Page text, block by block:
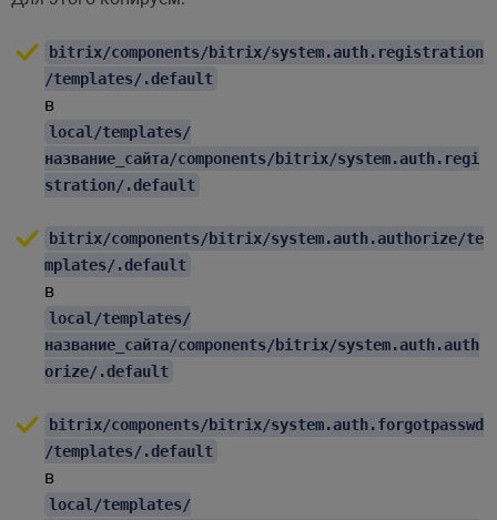
bitrix/components/bitrix/system.auth.registration
/templates/.default
в
local/templates/
название_сайта/components/bitrix/system.auth.regi
stration/.default
bitrix/components/bitrix/system.auth.authorize/te
mplates/.default
в
local/templates/
название_сайта/components/bitrix/system.auth.auth
orize/.default
bitrix/components/bitrix/system.auth.forgotpasswd
/templates/.default
в
local/templates/